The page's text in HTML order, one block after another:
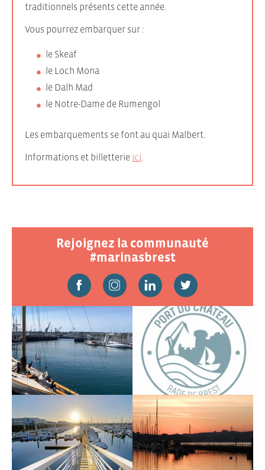
traditionnels présents cette année.
Vous pourrez embarquer sur :
le Skeaf
le Loch Mona
le Dalh Mad
le Notre-Dame de Rumengol
Les embarquements se font au quai Malbert.
Informations et billetterie ici
Rejoignez la communauté
#marinasbrest